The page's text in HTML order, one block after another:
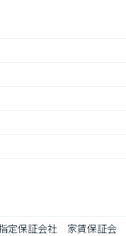
定保証会社　家賃保証会